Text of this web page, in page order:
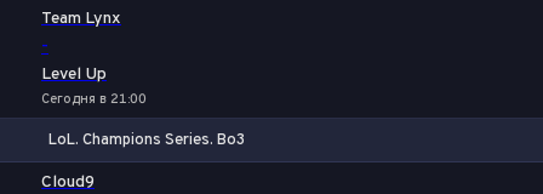
Team Lynx
-
Level Up
Сегодня в 21:00
LoL. Champions Series. Bo3
Cloud9